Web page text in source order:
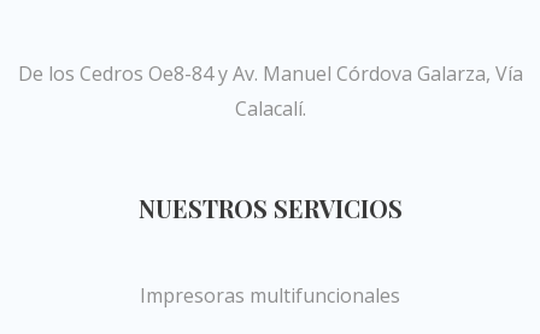
De los Cedros Oe8-84 y Av. Manuel Córdova Galarza, Vía
Calacalí.
NUESTROS SERVICIOS
Impresoras multifuncionales